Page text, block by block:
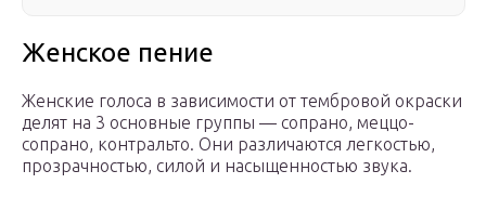
Женское пение
Женские голоса в зависимости от тембровой окраски
делят на 3 основные группы — сопрано, меццо-
сопрано, контральто. Они различаются легкостью,
прозрачностью, силой и насыщенностью звука.